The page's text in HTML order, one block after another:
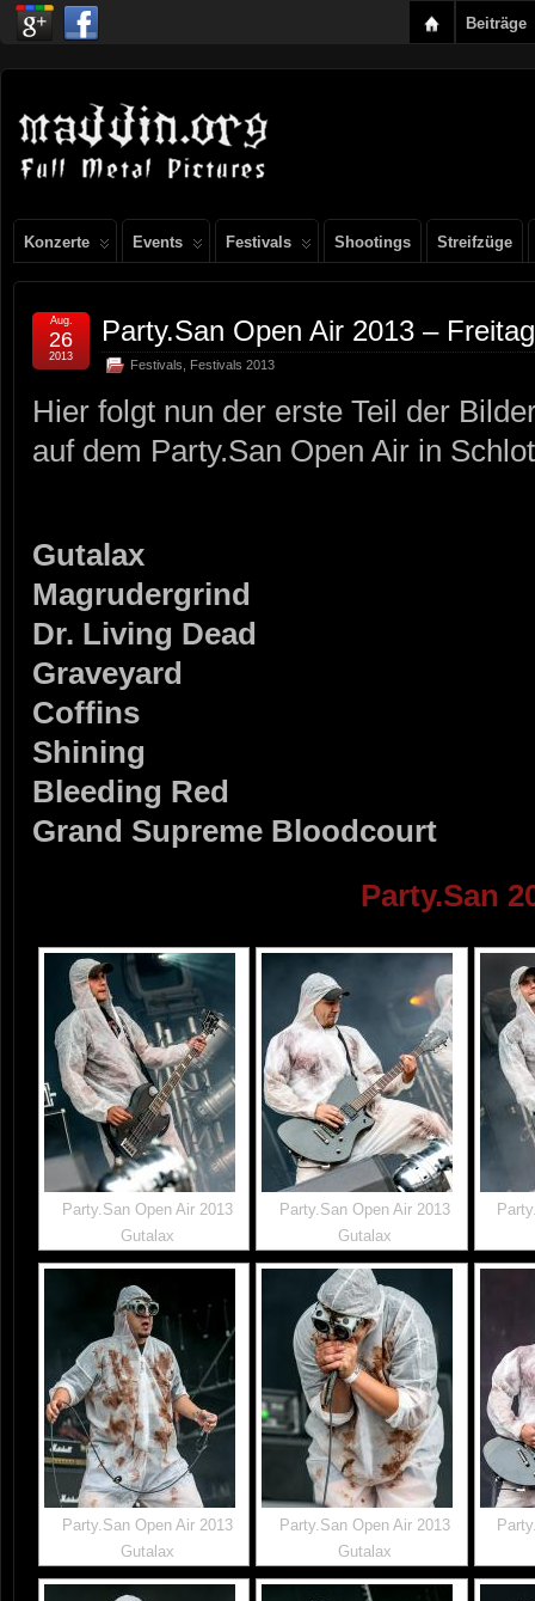
Beiträge
Konzerte Events Festivals Shootings Streifzüge
Party.San Open Air 2013 –
Festivals Festivals 2013
Aug.
26
2013
Hier folgt nun der erste Teil der
auf dem Party.San Open Air in
Gutalax
Magrudergrind
Dr. Living Dead
Graveyard
Coffins
Shining
Bleeding Red
Grand Supreme Bloodcourt
Party.San
Party.San Open Air 2013
Gutalax
Party.San Open Air 2013
Gutalax
Party.San Open Air 2013
Gutalax
Party.San Open Air 2013
Gutalax